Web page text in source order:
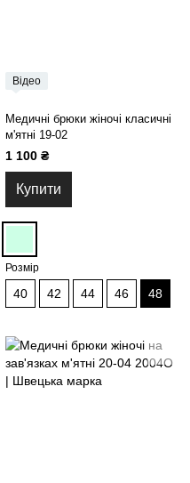
Відео
Медичні брюки жіночі класичні
м'ятні 19-02
1 100 ₴
Купити
Розмір
40 42 44 46 48